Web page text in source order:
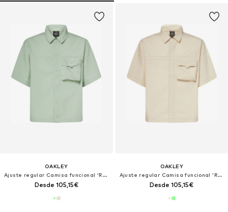
OAKLEY
Ajuste regular Camisa funcional 'Reserve Momento'
Desde 105,15€
OAKLEY
Ajuste regular Camisa funcional 'Reserve Momento'
Desde 105,15€